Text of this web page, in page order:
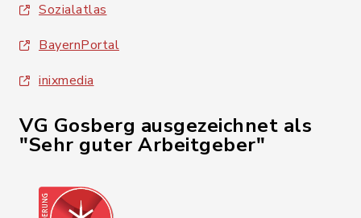
Sozialatlas
BayernPortal
inixmedia
VG Gosberg ausgezeichnet als
"Sehr guter Arbeitgeber"